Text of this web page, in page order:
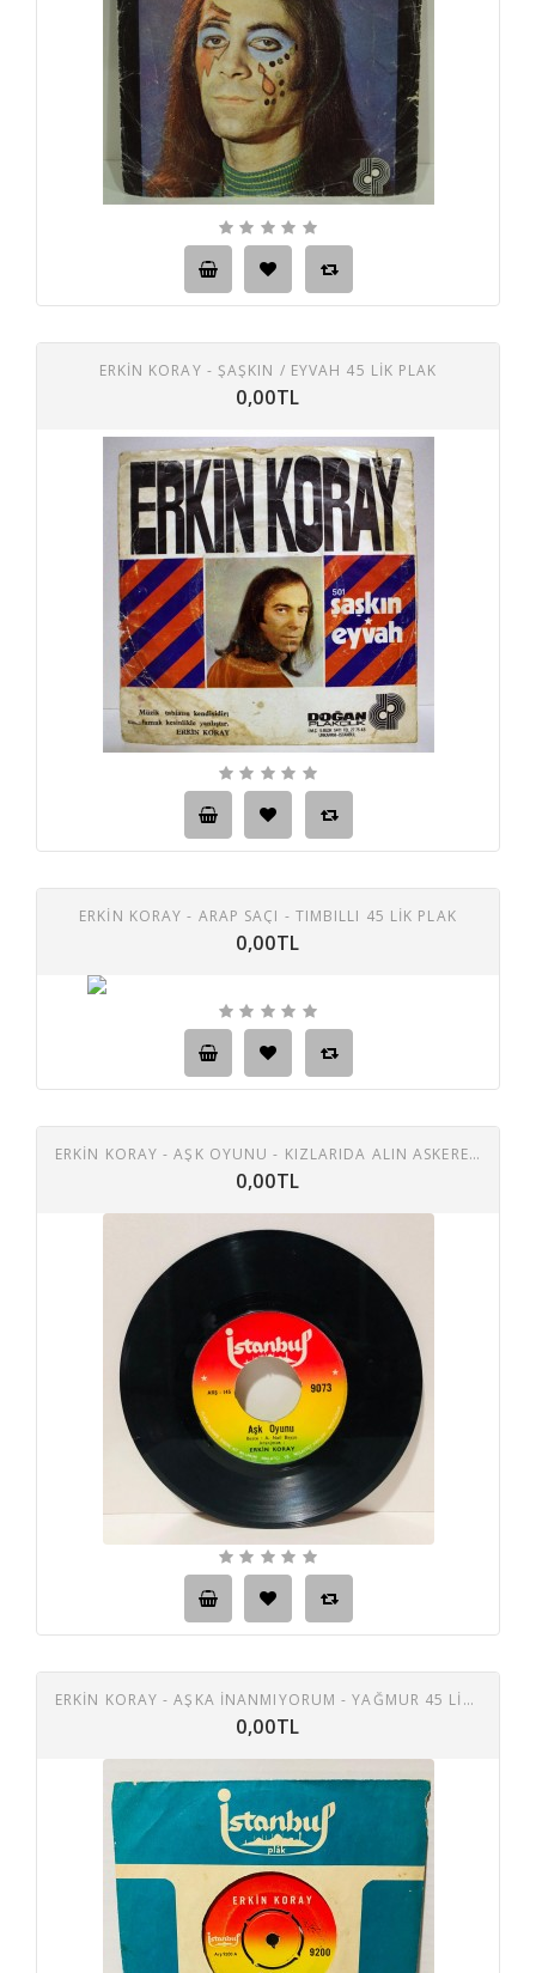
ERKİN KORAY - ŞAŞKIN / EYVAH 45 LIK PLAK
0,00TL
ERKIN KORAY - ARAP SAÇI - TIMBILLI 45 LIK PLAK
0,00TL
ERKIN KORAY - AŞK OYUNU - KIZLARIDA ALIN ASKERE 45 LIK PLAK
0,00TL
ERKIN KORAY - AŞKA INANMIYORUM - YAĞMUR 45 LIK PLAK
0,00TL